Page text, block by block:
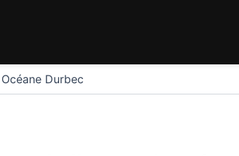
Océane Durbec